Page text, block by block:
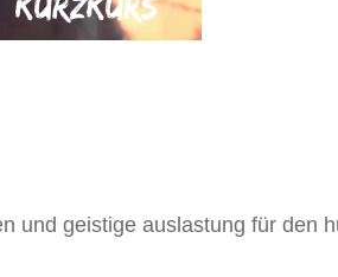
und geistige auslastung für den